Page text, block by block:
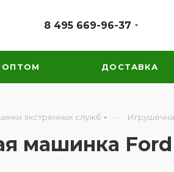
8 495 669-96-37
ОПТОМ ДОСТАВКА
экстренных служб —
машинка Ford